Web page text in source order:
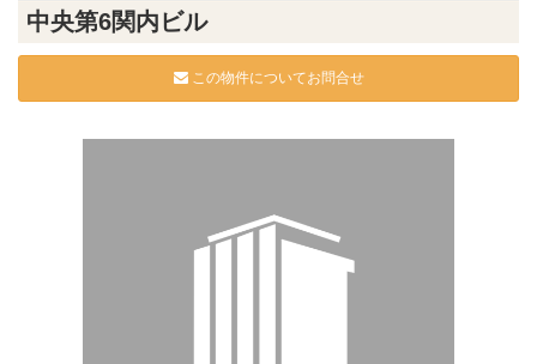
中央第6関内ビル
この物件についてお問合せ